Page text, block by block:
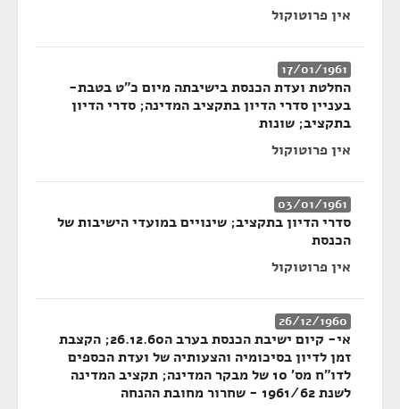
אין פרוטוקול
17/01/1961
החלטת ועדת הכנסת בישיבתה מיום כ"ט בטבת-
בעניין סדרי הדיון בתקציב המדינה; סדרי הדיון
בתקציב; שונות
אין פרוטוקול
03/01/1961
סדרי הדיון בתקציב; שינויים במועדי הישיבות של
הכנסת
אין פרוטוקול
26/12/1960
אי- קיום ישיבת הכנסת בערב ה26.12.60; הקצבת
זמן לדיון בסיכומיה והצעותיה של ועדת הכספים
לדו"ח מס' 10 של מבקר המדינה; תקציב המדינה
לשנת 1961/62 - שחרור מחובת ההנחה